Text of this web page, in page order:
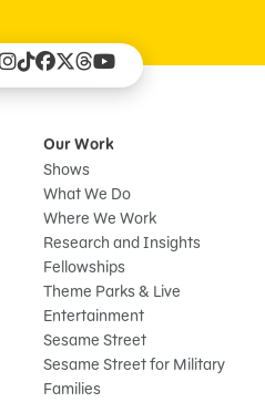
Our Work
Shows
What We Do
Where We Work
Research and Insights
Fellowships
Theme Parks & Live
Entertainment
Sesame Street
Sesame Street for Military
Families